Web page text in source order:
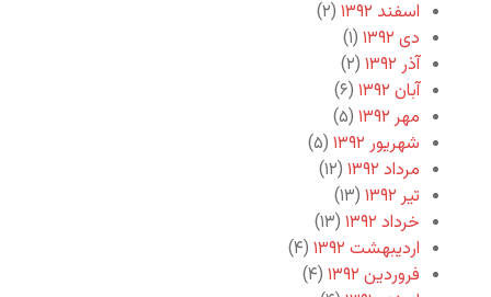
اسفند ۱۳۹۲
(۲)
دی ۱۳۹۲
(۱)
آذر ۱۳۹۲
(۲)
آبان ۱۳۹۲
(۶)
مهر ۱۳۹۲
(۵)
شهریور ۱۳۹۲
(۵)
مرداد ۱۳۹۲
(۱۲)
تیر ۱۳۹۲
(۱۳)
خرداد ۱۳۹۲
(۱۳)
اردیبهشت ۱۳۹۲
(۴)
فروردین ۱۳۹۲
(۴)